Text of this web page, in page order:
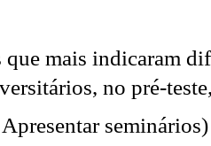
que mais indicaram
no pré-teste,
seminários)